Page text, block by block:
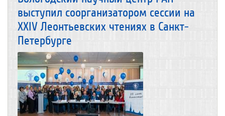
выступил соорганизатором сессии на
XXIV Леонтьевских чтениях в Санкт-
Петербурге